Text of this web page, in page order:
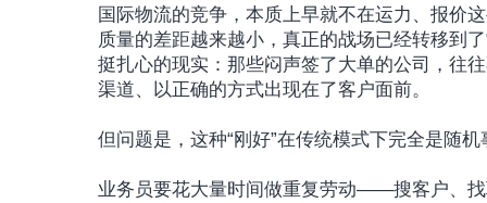
国际物流的竞争，本质上早就不在运力、报
质量的差距越来越小，真正的战场已经转移到
挺扎心的现实：那些闷声签了大单的公司，往
渠道、以正确的方式出现在了客户面前。
但问题是，这种“刚好”在传统模式下完全是随机
业务员要花大量时间做重复劳动——搜客户、